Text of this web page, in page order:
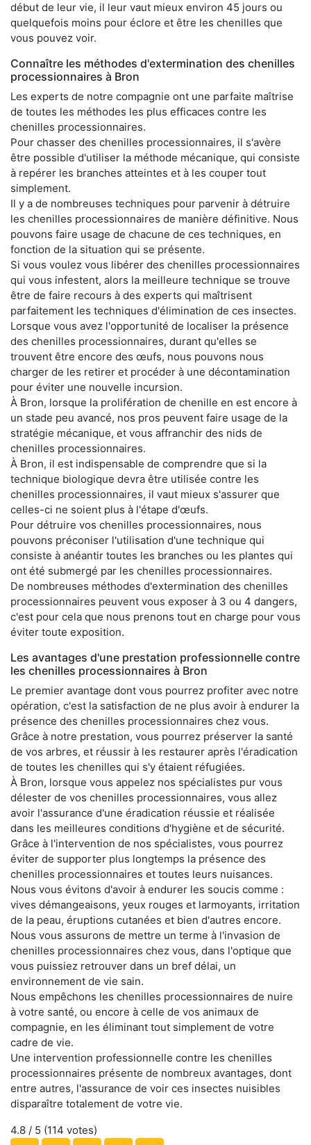
début de leur vie, il leur vaut mieux environ 45 jours ou
quelquefois moins pour éclore et être les chenilles que
vous pouvez voir.
Connaître les méthodes d'extermination des chenilles
processionnaires à Bron
Les experts de notre compagnie ont une parfaite maîtrise
de toutes les méthodes les plus efficaces contre les
chenilles processionnaires.
Pour chasser des chenilles processionnaires, il s'avère
être possible d'utiliser la méthode mécanique, qui consiste
à repérer les branches atteintes et à les couper tout
simplement.
Il y a de nombreuses techniques pour parvenir à détruire
les chenilles processionnaires de manière définitive. Nous
pouvons faire usage de chacune de ces techniques, en
fonction de la situation qui se présente.
Si vous voulez vous libérer des chenilles processionnaires
qui vous infestent, alors la meilleure technique se trouve
être de faire recours à des experts qui maîtrisent
parfaitement les techniques d'élimination de ces insectes.
Lorsque vous avez l'opportunité de localiser la présence
des chenilles processionnaires, durant qu'elles se
trouvent être encore des œufs, nous pouvons nous
charger de les retirer et procéder à une décontamination
pour éviter une nouvelle incursion.
À Bron, lorsque la prolifération de chenille en est encore à
un stade peu avancé, nos pros peuvent faire usage de la
stratégie mécanique, et vous affranchir des nids de
chenilles processionnaires.
À Bron, il est indispensable de comprendre que si la
technique biologique devra être utilisée contre les
chenilles processionnaires, il vaut mieux s'assurer que
celles-ci ne soient plus à l'étape d'œufs.
Pour détruire vos chenilles processionnaires, nous
pouvons préconiser l'utilisation d'une technique qui
consiste à anéantir toutes les branches ou les plantes qui
ont été submergé par les chenilles processionnaires.
De nombreuses méthodes d'extermination des chenilles
processionnaires peuvent vous exposer à 3 ou 4 dangers,
c'est pour cela que nous prenons tout en charge pour vous
éviter toute exposition.
Les avantages d'une prestation professionnelle contre
les chenilles processionnaires à Bron
Le premier avantage dont vous pourrez profiter avec notre
opération, c'est la satisfaction de ne plus avoir à endurer la
présence des chenilles processionnaires chez vous.
Grâce à notre prestation, vous pourrez préserver la santé
de vos arbres, et réussir à les restaurer après l'éradication
de toutes les chenilles qui s'y étaient réfugiées.
À Bron, lorsque vous appelez nos spécialistes pur vous
délester de vos chenilles processionnaires, vous allez
avoir l'assurance d'une éradication réussie et réalisée
dans les meilleures conditions d'hygiène et de sécurité.
Grâce à l'intervention de nos spécialistes, vous pourrez
éviter de supporter plus longtemps la présence des
chenilles processionnaires et toutes leurs nuisances.
Nous vous évitons d'avoir à endurer les soucis comme :
vives démangeaisons, yeux rouges et larmoyants, irritation
de la peau, éruptions cutanées et bien d'autres encore.
Nous vous assurons de mettre un terme à l'invasion de
chenilles processionnaires chez vous, dans l'optique que
vous puissiez retrouver dans un bref délai, un
environnement de vie sain.
Nous empêchons les chenilles processionnaires de nuire
à votre santé, ou encore à celle de vos animaux de
compagnie, en les éliminant tout simplement de votre
cadre de vie.
Une intervention professionnelle contre les chenilles
processionnaires présente de nombreux avantages, dont
entre autres, l'assurance de voir ces insectes nuisibles
disparaître totalement de votre vie.
4.8 / 5 (114 votes)